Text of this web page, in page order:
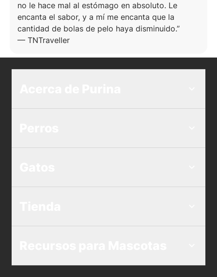
no le hace mal al estómago en absoluto. Le
encanta el sabor, y a mí me encanta que la
cantidad de bolas de pelo haya disminuido.
— TNTraveller